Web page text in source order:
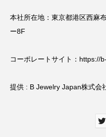
本社所在地：東京都港区西麻
ー8F
コーポレートサイト： https://
提供 : B Jewelry Japan株式会